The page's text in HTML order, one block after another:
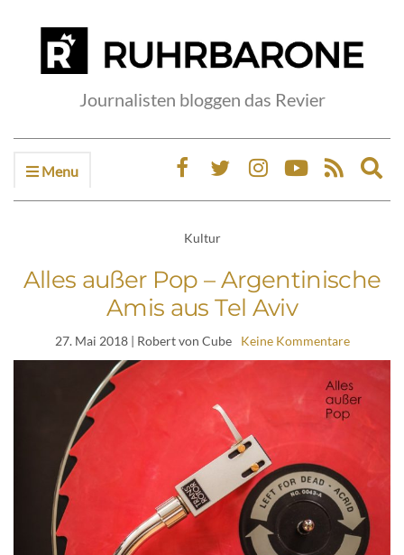
Journalisten bloggen das Revier
Menu
Kultur
Alles außer Pop – Argentinische
Amis aus Tel Aviv
27. Mai 2018| Robert von Cube Keine Kommentare